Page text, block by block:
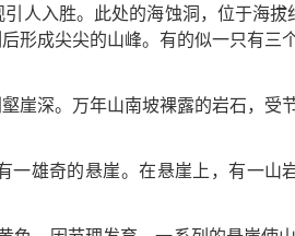
人入胜。此处的海蚀洞，位于海
形成尖尖的山峰。有的似一只有三
崖深。万年山南坡裸露的岩石，受
雄奇的悬崖。在悬崖上，有一山